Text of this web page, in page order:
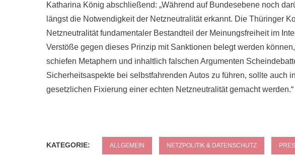
Katharina König abschließend: „Während auf Bundesebene noch
längst die Notwendigkeit der Netzneutralität erkannt. Die Thüringer
Netzneutralität fundamentaler Bestandteil der Meinungsfreiheit im
Verstöße gegen dieses Prinzip mit Sanktionen belegt werden
schiefen Metaphern und inhaltlich falschen Argumenten
Sicherheitsaspekte bei selbstfahrenden Autos zu führen, sollte auch
gesetzlichen Fixierung einer echten Netzneutralität gemacht werden.“
KATEGORIE: ALLGEMEIN NETZPOLITIK & DATENSCHUTZ